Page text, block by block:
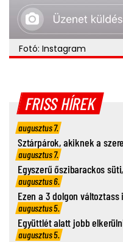
Fotó: Instagram
FRISS HÍREK
augusztus 7.
Sztárpárok, akiknek a
augusztus 7.
Egyszerű őszibarackos
augusztus 6.
Ezen a 3 dolgon
augusztus 5.
Együttlét alatt jobb
augusztus 5.